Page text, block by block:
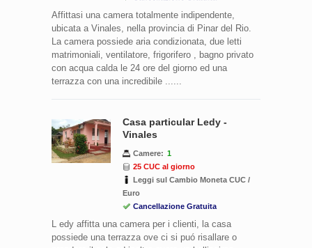
Affittasi una camera totalmente indipendente,
ubicata a Vinales, nella provincia di Pinar del Rio.
La camera possiede aria condizionata, due letti
matrimoniali, ventilatore, frigorifero , bagno privato
con acqua calda le 24 ore del giorno ed una
terrazza con una incredibile ......
Casa particular Ledy -
Vinales
Camere: 1
25 CUC al giorno
Leggi sul Cambio Moneta CUC /
Euro
Cancellazione Gratuita
L edy affitta una camera per i clienti, la casa
possiede una terrazza ove ci si puó risallare o